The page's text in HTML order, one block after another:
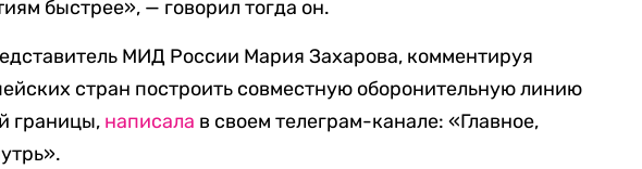
быстрее», — говорил тогда он.
МИД России Мария Захарова, комментируя
стран построить совместную оборонительную линию
границы, написала в своем телеграм-канале: «Главное,